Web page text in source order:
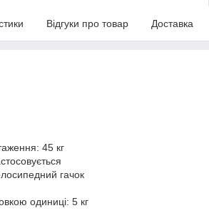
Відгуки про товар Доставка
45 кг
гачок
одиниці: 5 кг